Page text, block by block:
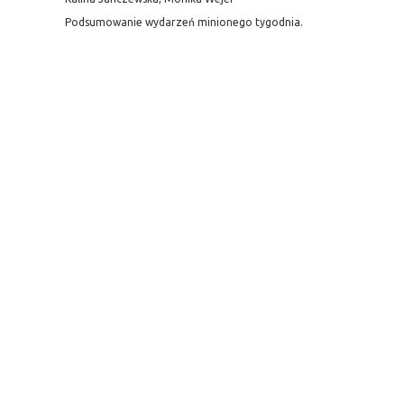
Podsumowanie wydarzeń minionego tygodnia.